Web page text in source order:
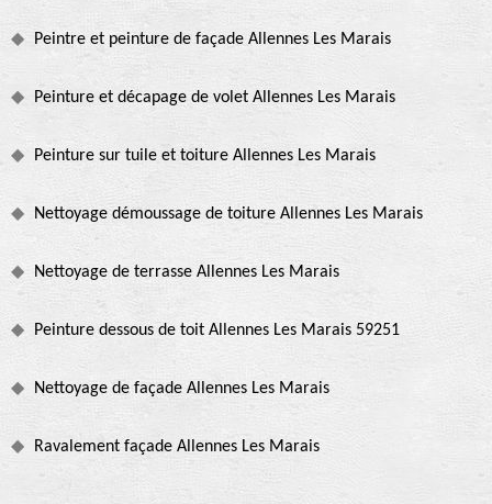
Peintre et peinture de façade Allennes Les Marais
Peinture et décapage de volet Allennes Les Marais
Peinture sur tuile et toiture Allennes Les Marais
Nettoyage démoussage de toiture Allennes Les Marais
Nettoyage de terrasse Allennes Les Marais
Peinture dessous de toit Allennes Les Marais 59251
Nettoyage de façade Allennes Les Marais
Ravalement façade Allennes Les Marais